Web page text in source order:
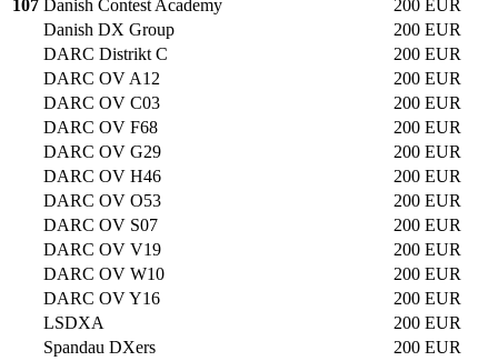
107 Danish Contest Academy
200 EUR
Danish DX Group
200 EUR
DARC Distrikt C
200 EUR
DARC OV A12
200 EUR
DARC OV C03
200 EUR
DARC OV F68
200 EUR
DARC OV G29
200 EUR
DARC OV H46
200 EUR
DARC OV O53
200 EUR
DARC OV S07
200 EUR
DARC OV V19
200 EUR
DARC OV W10
200 EUR
DARC OV Y16
200 EUR
LSDXA
200 EUR
Spandau DXers
200 EUR